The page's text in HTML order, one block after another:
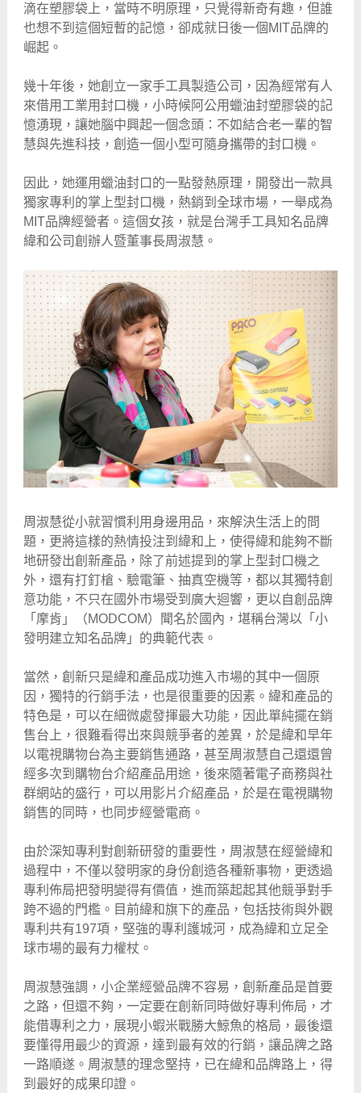
滴在塑膠袋上，當時不明原理，只覺得新奇有趣，但誰
也想不到這個短暫的記憶，卻成就日後一個MIT品牌的
崛起。
幾十年後，她創立一家手工具製造公司，因為經常有人
來借用工業用封口機，小時候阿公用蠟油封塑膠袋的記
憶湧現，讓她腦中興起一個念頭：不如結合老一輩的智
慧與先進科技，創造一個小型可隨身攜帶的封口機。
因此，她運用蠟油封口的一點發熱原理，開發出一款具
獨家專利的掌上型封口機，熱銷到全球市場，一舉成為
MIT品牌經營者。這個女孩，就是台灣手工具知名品牌
緯和公司創辦人暨董事長周淑慧。
周淑慧從小就習慣利用身邊用品，來解決生活上的問
題，更將這樣的熱情投注到緯和上，使得緯和能夠不斷
地研發出創新產品，除了前述提到的掌上型封口機之
外，還有打釘槍、驗電筆、抽真空機等，都以其獨特創
意功能，不只在國外市場受到廣大迴響，更以自創品牌
「摩肯」（MODCOM）聞名於國內，堪稱台灣以「小
發明建立知名品牌」的典範代表。
當然，創新只是緯和產品成功進入市場的其中一個原
因，獨特的行銷手法，也是很重要的因素。緯和產品的
特色是，可以在細微處發揮最大功能，因此單純擺在銷
售台上，很難看得出來與競爭者的差異，於是緯和早年
以電視購物台為主要銷售通路，甚至周淑慧自己還還曾
經多次到購物台介紹產品用途，後來隨著電子商務與社
群網站的盛行，可以用影片介紹產品，於是在電視購物
銷售的同時，也同步經營電商。
由於深知專利對創新研發的重要性，周淑慧在經營緯和
過程中，不僅以發明家的身份創造各種新事物，更透過
專利佈局把發明變得有價值，進而築起起其他競爭對手
跨不過的門檻。目前緯和旗下的產品，包括技術與外觀
專利共有197項，堅強的專利護城河，成為緯和立足全
球市場的最有力權杖。
周淑慧強調，小企業經營品牌不容易，創新產品是首要
之路，但還不夠，一定要在創新同時做好專利佈局，才
能借專利之力，展現小蝦米戰勝大鯨魚的格局，最後還
要懂得用最少的資源，達到最有效的行銷，讓品牌之路
一路順遂。周淑慧的理念堅持，已在緯和品牌路上，得
到最好的成果印證。